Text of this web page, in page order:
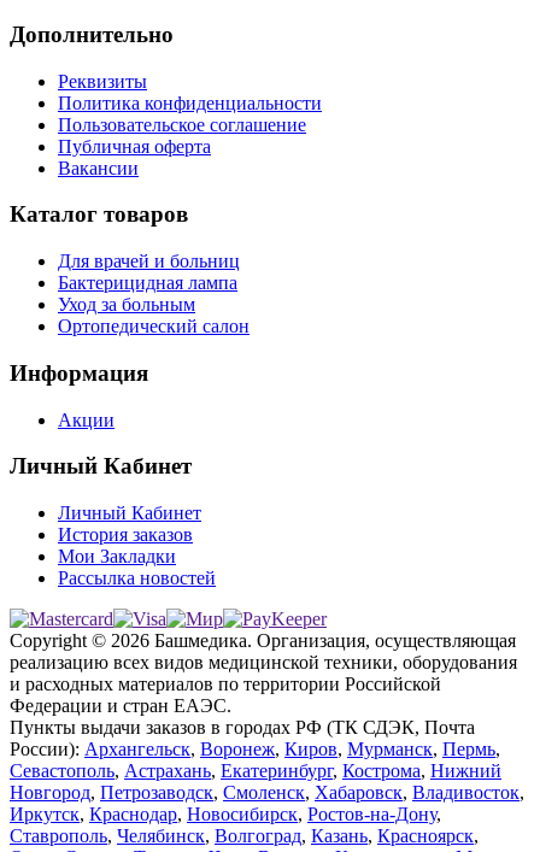
Дополнительно
Реквизиты
Политика конфиденциальности
Пользовательское соглашение
Публичная оферта
Вакансии
Каталог товаров
Для врачей и больниц
Бактерицидная лампа
Уход за больным
Ортопедический салон
Информация
Акции
Личный Кабинет
Личный Кабинет
История заказов
Мои Закладки
Рассылка новостей
Copyright © 2026 Башмедика. Организация, осуществляющая
реализацию всех видов медицинской техники, оборудования
и расходных материалов по территории Российской
Федерации и стран ЕАЭС.
Пункты выдачи заказов в городах РФ (ТК СДЭК, Почта
России): Архангельск, Воронеж, Киров, Мурманск, Пермь,
Севастополь, Астрахань, Екатеринбург, Кострома, Нижний
Новгород, Петрозаводск, Смоленск, Хабаровск, Владивосток,
Иркутск, Краснодар, Новосибирск, Ростов-на-Дону,
Ставрополь, Челябинск, Волгоград, Казань, Красноярск,